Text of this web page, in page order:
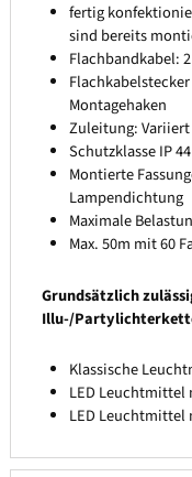
fertig
sind bereits
Flachbandkabel:
Montagehaken
Zuleitung: Variiert
Schutzklasse IP
Montierte
Lampendichtung
Maximale
Max. 50m mit 60
Grundsätzlich
Illu-/
Klassische
LED Leuchtmittel
LED Leuchtmittel